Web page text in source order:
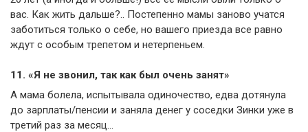
вас. Как жить дальше?.. Постепенно мамы заново учатся
заботиться только о себе, но вашего приезда все равно
ждут с особым трепетом и нетерпеньем.
11. «Я не звонил, так как был очень занят»
А мама болела, испытывала одиночество, едва дотянула
до зарплаты/пенсии и заняла денег у соседки Зинки уже в
третий раз за месяц…